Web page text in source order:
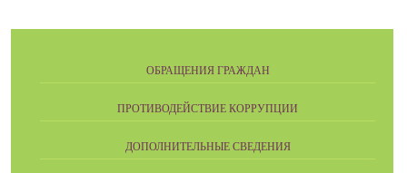
ОБРАЩЕНИЯ ГРАЖДАН
ПРОТИВОДЕЙСТВИЕ КОРРУПЦИИ
ДОПОЛНИТЕЛЬНЫЕ СВЕДЕНИЯ